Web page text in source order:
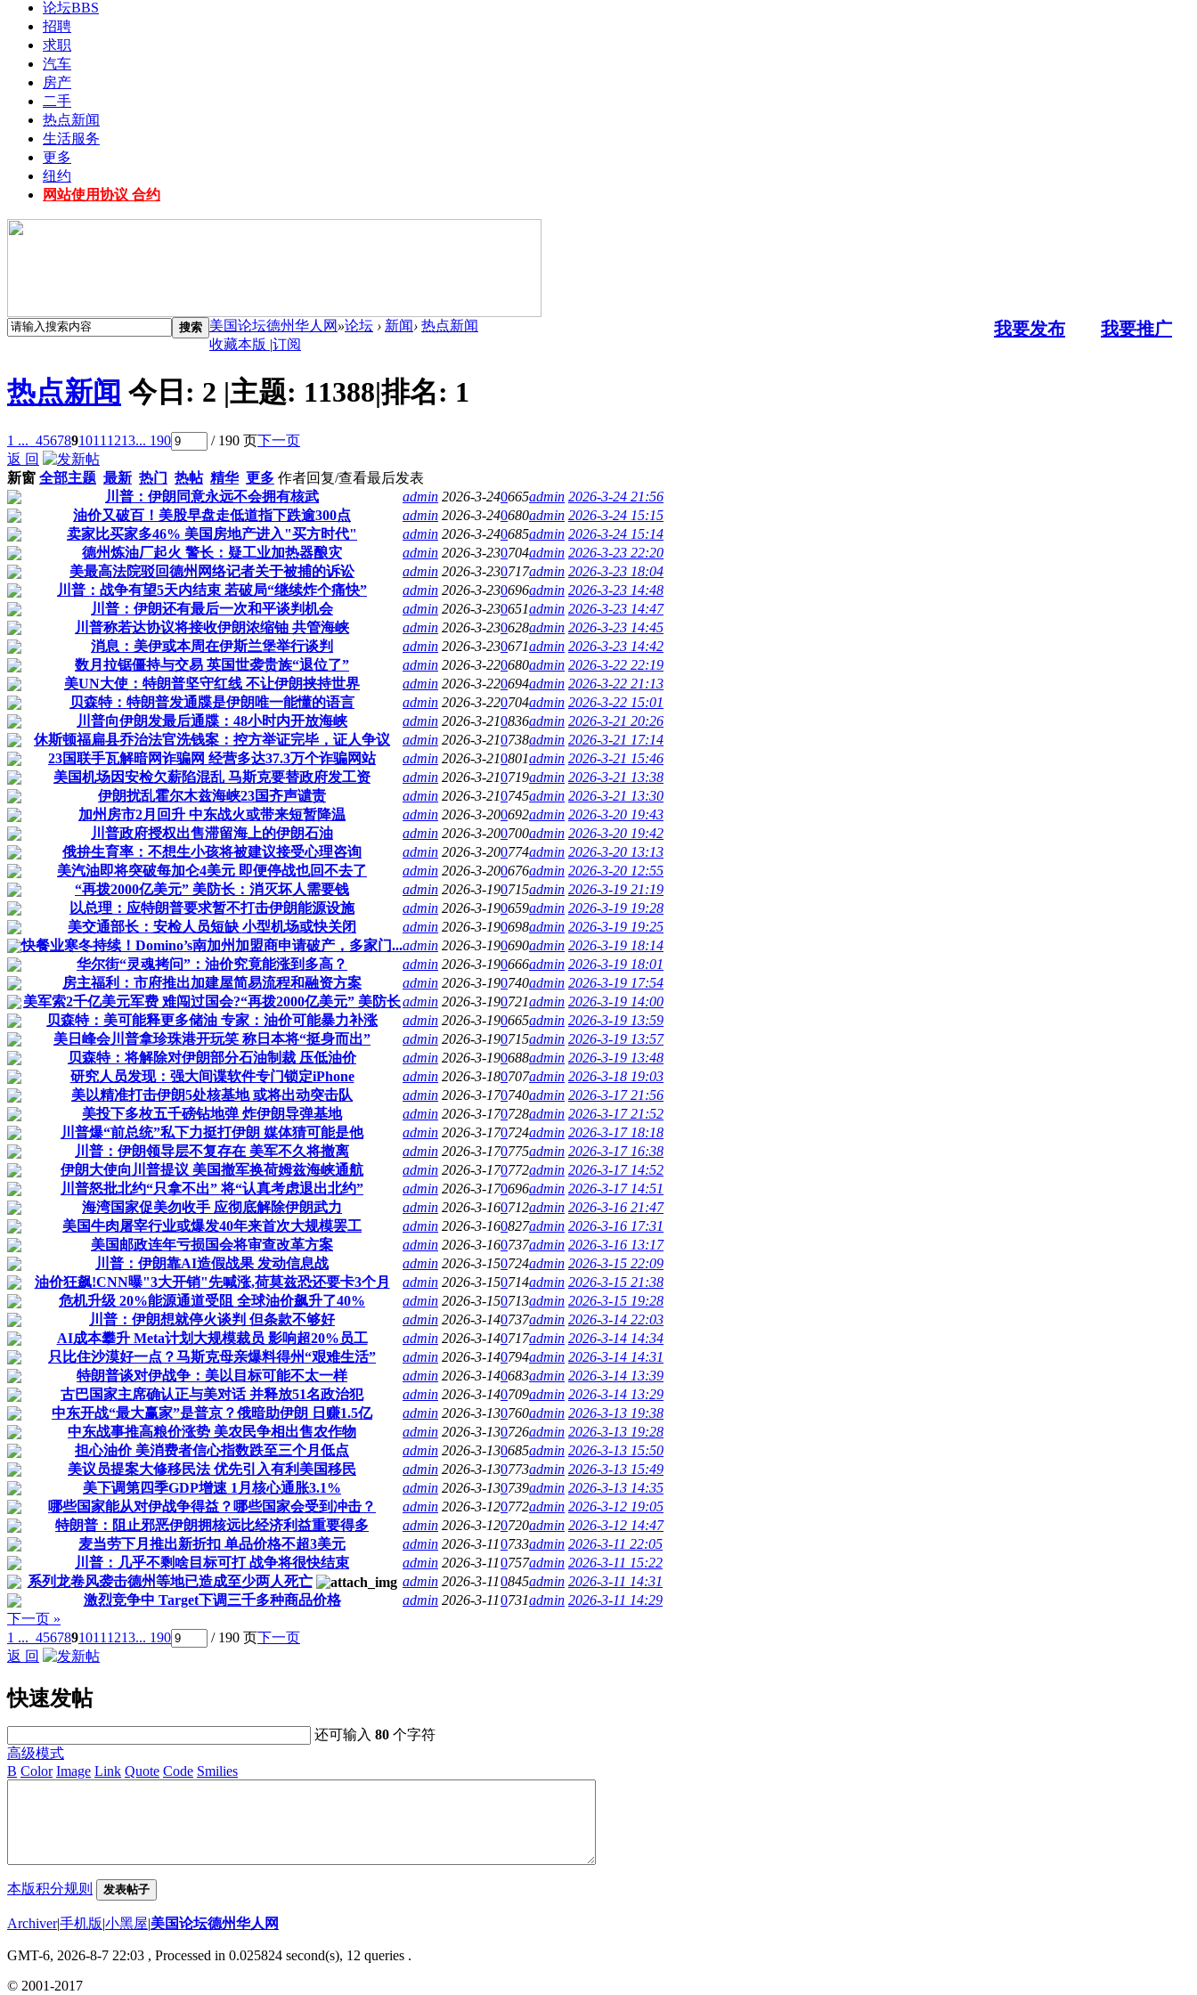
论坛BBS
招聘
求职
汽车
房产
二手
热点新闻
生活服务
更多
纽约
网站使用协议 合约
搜索 我要发布 我要推广
美国论坛德州华人网 »论坛 › 新闻› 热点新闻
收藏本版 |订阅
热点新闻 今日: 2 |主题: 11388|排名: 1
1 ... 4567891011 1213... 190 / 190 页下一页
返 回
新窗 全部主题 最新 热门 热帖 精华 更多 作者回复/查看最后发表
川普：伊朗同意永远不会拥有核武
admin 2026-3-240665admin 2026-3-24 21:56
油价又破百！美股早盘走低道指下跌逾300点
admin 2026-3-240680admin 2026-3-24 15:15
卖家比买家多46% 美国房地产进入"买方时代"
admin 2026-3-240685admin 2026-3-24 15:14
德州炼油厂起火 警长：疑工业加热器酿灾
admin 2026-3-230704admin 2026-3-23 22:20
美最高法院驳回德州网络记者关于被捕的诉讼
admin 2026-3-230717admin 2026-3-23 18:04
川普：战争有望5天内结束 若破局“继续炸个痛快”
admin 2026-3-230696admin 2026-3-23 14:48
川普：伊朗还有最后一次和平谈判机会
admin 2026-3-230651admin 2026-3-23 14:47
川普称若达协议将接收伊朗浓缩铀 共管海峡
admin 2026-3-230628admin 2026-3-23 14:45
消息：美伊或本周在伊斯兰堡举行谈判
admin 2026-3-230671admin 2026-3-23 14:42
数月拉锯僵持与交易 英国世袭贵族“退位了”
admin 2026-3-220680admin 2026-3-22 22:19
美UN大使：特朗普坚守红线 不让伊朗挟持世界
admin 2026-3-220694admin 2026-3-22 21:13
贝森特：特朗普发通牒是伊朗唯一能懂的语言
admin 2026-3-220704admin 2026-3-22 15:01
川普向伊朗发最后通牒：48小时内开放海峡
admin 2026-3-210836admin 2026-3-21 20:26
休斯顿福扁县乔治法官洗钱案：控方举证完毕，证人争议
admin 2026-3-210738admin 2026-3-21 17:14
23国联手瓦解暗网诈骗网 经营多达37.3万个诈骗网站
admin 2026-3-210801admin 2026-3-21 15:46
美国机场因安检欠薪陷混乱 马斯克要替政府发工资
admin 2026-3-210719admin 2026-3-21 13:38
伊朗扰乱霍尔木兹海峡23国齐声谴责
admin 2026-3-210745admin 2026-3-21 13:30
加州房市2月回升 中东战火或带来短暂降温
admin 2026-3-200692admin 2026-3-20 19:43
川普政府授权出售滞留海上的伊朗石油
admin 2026-3-200700admin 2026-3-20 19:42
俄拚生育率：不想生小孩将被建议接受心理咨询
admin 2026-3-200774admin 2026-3-20 13:13
美汽油即将突破每加仑4美元 即便停战也回不去了
admin 2026-3-200676admin 2026-3-20 12:55
“再拨2000亿美元” 美防长：消灭坏人需要钱
admin 2026-3-190715admin 2026-3-19 21:19
以总理：应特朗普要求暂不打击伊朗能源设施
admin 2026-3-190659admin 2026-3-19 19:28
美交通部长：安检人员短缺 小型机场或快关闭
admin 2026-3-190698admin 2026-3-19 19:25
快餐业寒冬持续！Domino’s南加州加盟商申请破产，多家门...admin 2026-3-190690admin 2026-3-19 18:14
华尔街“灵魂拷问”：油价究竟能涨到多高？
admin 2026-3-190666admin 2026-3-19 18:01
房主福利：市府推出加建屋简易流程和融资方案
admin 2026-3-190740admin 2026-3-19 17:54
美军索2千亿美元军费 难闯过国会?“再拨2000亿美元” 美防长admin 2026-3-190721admin 2026-3-19 14:00
贝森特：美可能释更多储油 专家：油价可能暴力补涨
admin 2026-3-190665admin 2026-3-19 13:59
美日峰会川普拿珍珠港开玩笑 称日本将“挺身而出”
admin 2026-3-190715admin 2026-3-19 13:57
贝森特：将解除对伊朗部分石油制裁 压低油价
admin 2026-3-190688admin 2026-3-19 13:48
研究人员发现：强大间谍软件专门锁定iPhone
admin 2026-3-180707admin 2026-3-18 19:03
美以精准打击伊朗5处核基地 或将出动突击队
admin 2026-3-170740admin 2026-3-17 21:56
美投下多枚五千磅钻地弹 炸伊朗导弹基地
admin 2026-3-170728admin 2026-3-17 21:52
川普爆“前总统”私下力挺打伊朗 媒体猜可能是他
admin 2026-3-170724admin 2026-3-17 18:18
川普：伊朗领导层不复存在 美军不久将撤离
admin 2026-3-170775admin 2026-3-17 16:38
伊朗大使向川普提议 美国撤军换荷姆兹海峡通航
admin 2026-3-170772admin 2026-3-17 14:52
川普怒批北约“只拿不出” 将“认真考虑退出北约”
admin 2026-3-170696admin 2026-3-17 14:51
海湾国家促美勿收手 应彻底解除伊朗武力
admin 2026-3-160712admin 2026-3-16 21:47
美国牛肉屠宰行业或爆发40年来首次大规模罢工
admin 2026-3-160827admin 2026-3-16 17:31
美国邮政连年亏损国会将审查改革方案
admin 2026-3-160737admin 2026-3-16 13:17
川普：伊朗靠AI造假战果 发动信息战
admin 2026-3-150724admin 2026-3-15 22:09
油价狂飙!CNN曝"3大开销"先喊涨,荷莫兹恐还要卡3个月
admin 2026-3-150714admin 2026-3-15 21:38
危机升级 20%能源通道受阻 全球油价飙升了40%
admin 2026-3-150713admin 2026-3-15 19:28
川普：伊朗想就停火谈判 但条款不够好
admin 2026-3-140737admin 2026-3-14 22:03
AI成本攀升 Meta计划大规模裁员 影响超20%员工
admin 2026-3-140717admin 2026-3-14 14:34
只比住沙漠好一点？马斯克母亲爆料得州“艰难生活”
admin 2026-3-140794admin 2026-3-14 14:31
特朗普谈对伊战争：美以目标可能不太一样
admin 2026-3-140683admin 2026-3-14 13:39
古巴国家主席确认正与美对话 并释放51名政治犯
admin 2026-3-140709admin 2026-3-14 13:29
中东开战“最大赢家”是普京？俄暗助伊朗 日赚1.5亿
admin 2026-3-130760admin 2026-3-13 19:38
中东战事推高粮价涨势 美农民争相出售农作物
admin 2026-3-130726admin 2026-3-13 19:28
担心油价 美消费者信心指数跌至三个月低点
admin 2026-3-130685admin 2026-3-13 15:50
美议员提案大修移民法 优先引入有利美国移民
admin 2026-3-130773admin 2026-3-13 15:49
美下调第四季GDP增速 1月核心通胀3.1%
admin 2026-3-130739admin 2026-3-13 14:35
哪些国家能从对伊战争得益？哪些国家会受到冲击？
admin 2026-3-120772admin 2026-3-12 19:05
特朗普：阻止邪恶伊朗拥核远比经济利益重要得多
admin 2026-3-120720admin 2026-3-12 14:47
麦当劳下月推出新折扣 单品价格不超3美元
admin 2026-3-110733admin 2026-3-11 22:05
川普：几乎不剩啥目标可打 战争将很快结束
admin 2026-3-110757admin 2026-3-11 15:22
系列龙卷风袭击德州等地已造成至少两人死亡
admin 2026-3-110845admin 2026-3-11 14:31
激烈竞争中 Target下调三千多种商品价格
admin 2026-3-110731admin 2026-3-11 14:29
下一页 »
1 ... 4567891011 1213... 190 / 190 页下一页
返 回
快速发帖
还可输入80 个字符
高级模式
B Color Image Link Quote Code Smilies
本版积分规则 发表帖子
Archiver|手机版|小黑屋|美国论坛德州华人网
GMT-6, 2026-8-7 22:03 , Processed in 0.025824 second(s), 12 queries .
© 2001-2017